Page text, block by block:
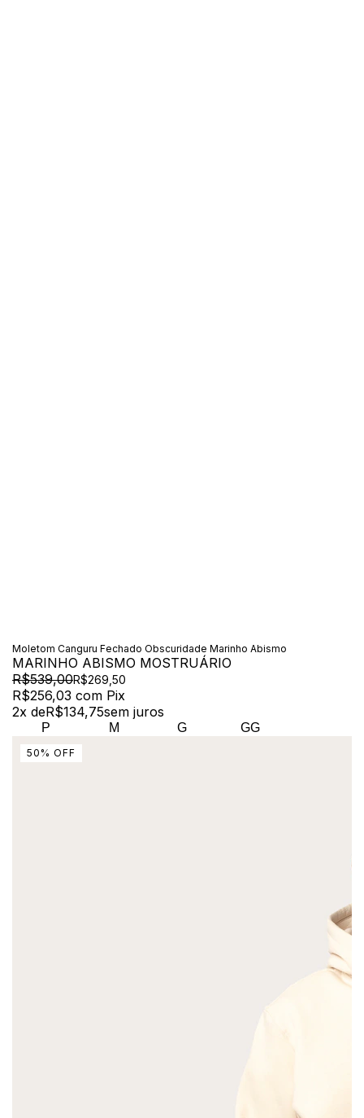
Moletom Canguru Fechado Obscuridade Marinho Abismo
MARINHO ABISMO MOSTRUÁRIO
R$539,00R$269,50
R$256,03 com Pix
2x deR$134,75sem juros
P M G GG
50 % OFF